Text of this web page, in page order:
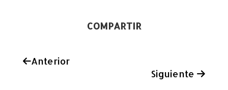
COMPARTIR
Anterior
Siguiente